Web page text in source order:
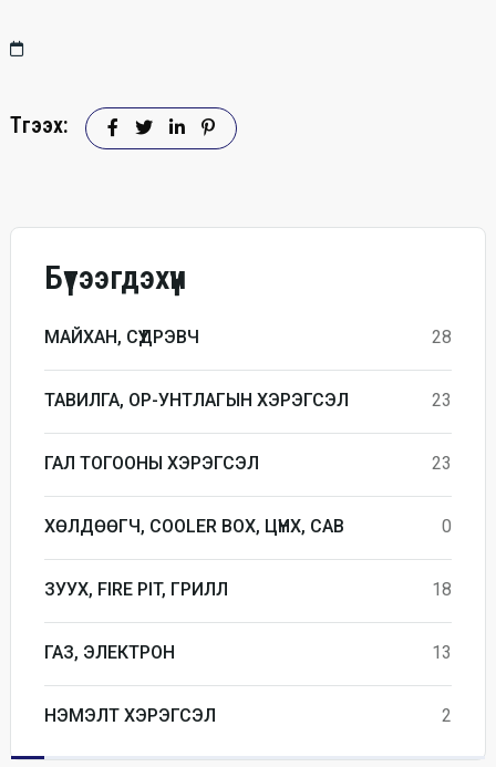
Түгээх:
Бүтээгдэхүүн
МАЙХАН, СҮҮДРЭВЧ 28
ТАВИЛГА, ОР-УНТЛАГЫН ХЭРЭГСЭЛ 23
ГАЛ ТОГООНЫ ХЭРЭГСЭЛ 23
ХӨЛДӨӨГЧ, COOLER BOX, ЦҮНХ, САВ 0
ЗУУХ, FIRE PIT, ГРИЛЛ 18
ГАЗ, ЭЛЕКТРОН 13
НЭМЭЛТ ХЭРЭГСЭЛ 2